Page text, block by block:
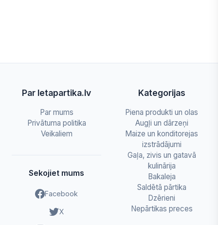
Par letapartika.lv
Par mums
Privātuma politika
Veikaliem
Sekojiet mums
Facebook
X
Kategorijas
Piena produkti un olas
Augļi un dārzeņi
Maize un konditorejas
izstrādājumi
Gaļa, zivis un gatavā
kulinārija
Bakaleja
Saldētā pārtika
Dzērieni
Nepārtikas preces